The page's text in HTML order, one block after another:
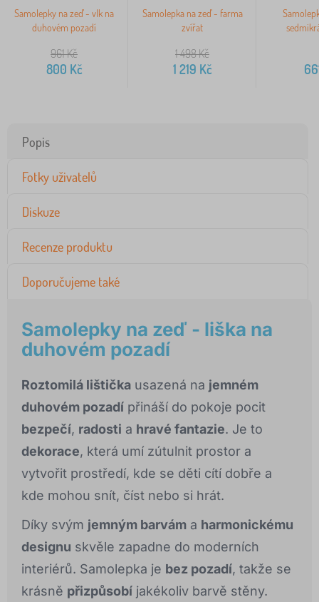
Samolepky na zeď - vlk na
duhovém pozadí
961Kč
800 Kč
Samolepka na zeď - farma
zvířat
1 498Kč
1 219 Kč
Popis
Fotky uživatelů
Diskuze
Recenze produktu
Doporučujeme také
Samolepky na zeď - liška na
duhovém pozadí
Roztomilá lištička usazená na jemném
duhovém pozadí přináší do pokoje pocit
bezpečí, radosti a hravé fantazie. Je to
dekorace, která umí zútulnit prostor a
vytvořit prostředí, kde se děti cítí dobře a
kde mohou snít, číst nebo si hrát.
Díky svým jemným barvám a harmonickému
designu skvěle zapadne do moderních
interiérů. Samolepka je bez pozadí, takže se
krásně přizpůsobí jakékoliv barvě stěny.